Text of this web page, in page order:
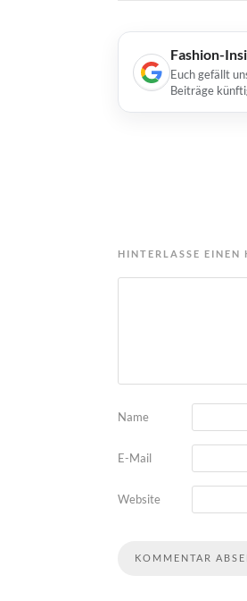
Fashion-
Euch gefällt
Beiträge
HINTERLASSE EINEN
Name
E-Mail
Website